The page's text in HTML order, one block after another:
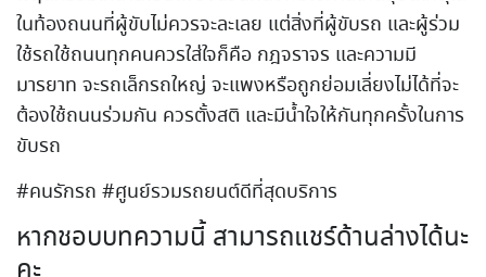
ในท้องถนนที่ผู้ขับไม่ควรจะละเลย แต่สิ่งที่ผู้ขับรถ และผู้ร่วม
ใช้รถใช้ถนนทุกคนควรใส่ใจก็คือ กฎจราจร และความมี
มารยาท จะรถเล็กรถใหญ่ จะแพงหรือถูกย่อมเลี่ยงไม่ได้ที่จะ
ต้องใช้ถนนร่วมกัน ควรตั้งสติ และมีน้ำใจให้กันทุกครั้งในการ
ขับรถ
#คนรักรถ #ศูนย์รวมรถยนต์ดีที่สุดบริการ
หากชอบบทความนี้ สามารถแชร์ด้านล่างได้นะ